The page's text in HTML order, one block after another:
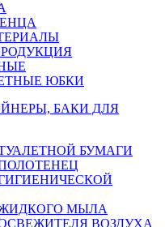
ЮБКИ
БАКИ ДЛЯ
БУМАГИ
МЫЛА
ВОЗДУХА